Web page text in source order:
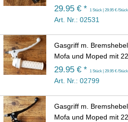
29.95 € * 1 Stück | 29.95 € /Stück
Art. Nr.: 02531
Gasgriff m.
Mofa und Moped mit
29.95 € * 1 Stück | 29.95 € /Stück
Art. Nr.: 02799
Gasgriff m.
Mofa und Moped mit